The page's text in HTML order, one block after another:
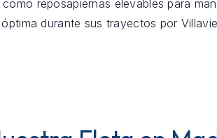
reposapiernas elevables para
durante sus trayectos por